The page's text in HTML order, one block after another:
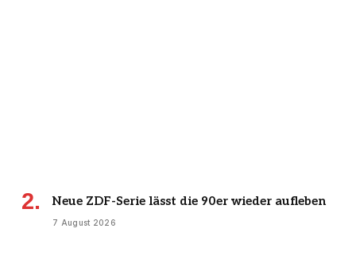
Neue ZDF-Serie lässt die 90er wieder aufleben
7 August 2026